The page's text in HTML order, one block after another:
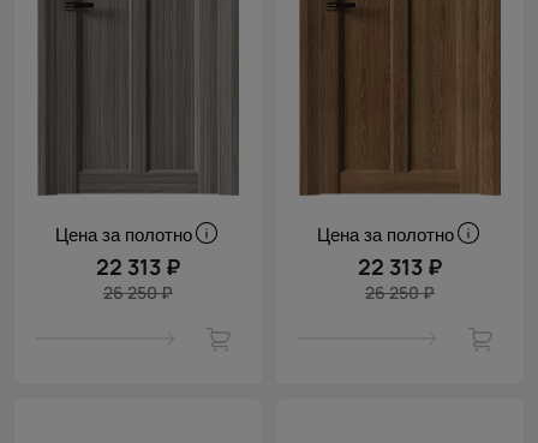
Цена за полотно
22 313 ₽
26 250 ₽
Цена за полотно
22 313 ₽
26 250 ₽